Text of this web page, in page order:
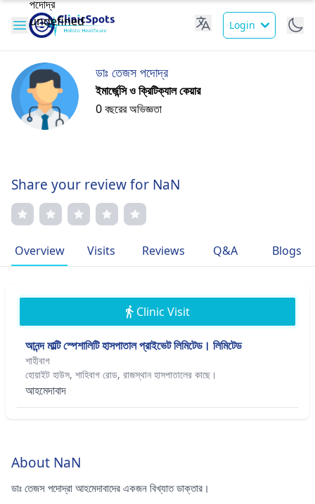
Login
ডাঃ তেজস পদোদ্র
ইমার্জেন্সি ও ক্রিটিক্যাল কেয়ার
0 বছরের অভিজ্ঞতা
Share your review for NaN
Overview Visits Reviews Q&A Blogs
Clinic Visit
আনন্দ মাল্টি স্পেশালিটি হাসপাতাল প্রাইভেট লিমিটেড। লিমিটেড
শাহীবাগ
হোয়াইট হাউস, শাহিবাগ রোড, রাজস্থান হাসপাতালের কাছে।
আহমেদাবাদ
About NaN
ডাঃ তেজস পদোদ্রা আহমেদাবাদের একজন বিখ্যাত ডাক্তার।